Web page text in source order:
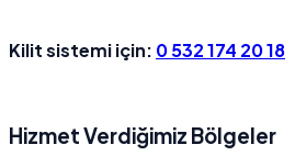
Kilit sistemi için: 0 532 174 20 18
Hizmet Verdiğimiz Bölgeler